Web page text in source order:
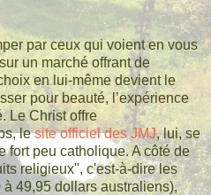
par ceux qui voient en vous
un marché offrant de
en lui-même devient le
pour beauté, l’expérience
Le Christ offre
lesite officiel des JMJ, lui, se
fort peu catholique. A côté de
religieux", c'est-à-dire les
49,95 dollars australiens),